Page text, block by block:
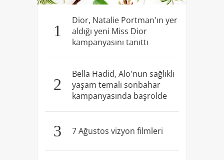
1
Dior, Natalie Portman'ın yer
aldığı yeni Miss Dior
kampanyasını tanıttı
2
Bella Hadid, Alo'nun sağlıklı
yaşam temalı sonbahar
kampanyasında başrolde
3 7 Ağustos vizyon filmleri